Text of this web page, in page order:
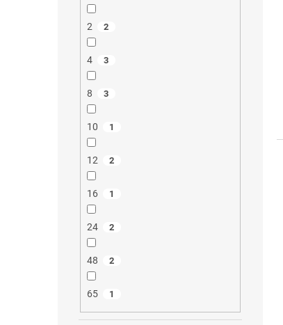
2 2
4 3
8 3
10 1
12 2
16 1
24 2
48 2
65 1